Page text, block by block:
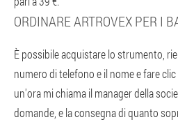
ORDINARE ARTROVEX PER I
È possibile acquistare lo strumento,
numero di telefono e il nome e fare
un'ora mi chiama il manager della
domande, e la consegna di quanto